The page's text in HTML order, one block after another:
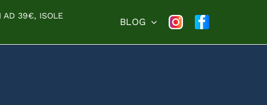
AD 39€, ISOLE
BLOG